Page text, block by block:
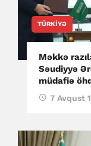
TÜRKIYƏ
Məkkə
Səudiyyə
müdafiə
7 Avqust